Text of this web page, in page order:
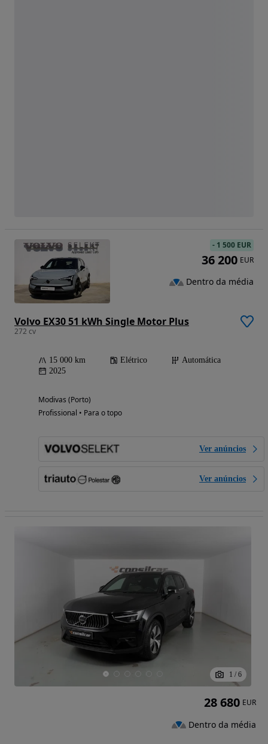
Volvo EX30 51 kWh Single Motor Plus
272 cv
15 000 km Elétrico
Automática
2025
Modivas (Porto)
Profissional • Para o topo
Ver anúncios
Ver anúncios
- 1 500 EUR
36 200 EUR
Dentro da média
1 / 6
28 680 EUR
Dentro da média